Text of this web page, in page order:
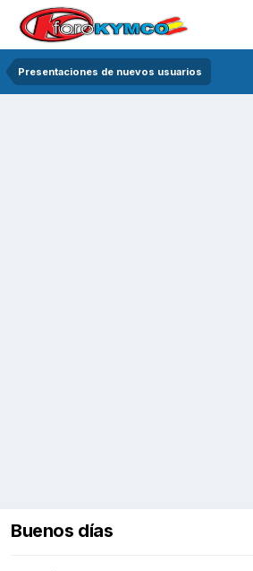
Presentaciones de nuevos usuarios
Buenos días